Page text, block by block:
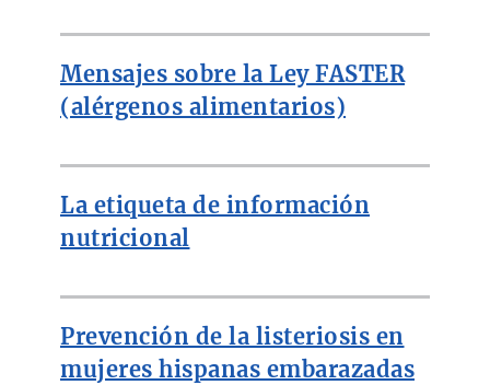
Mensajes sobre la Ley FASTER
(alérgenos alimentarios)
La etiqueta de información
nutricional
Prevención de la listeriosis en
mujeres hispanas embarazadas